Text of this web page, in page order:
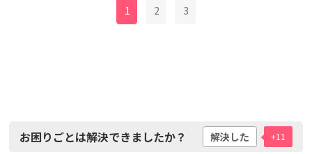
1 2 3
お困りごとは解決できましたか？ 解決した +11